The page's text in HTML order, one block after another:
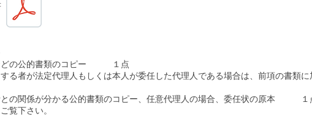
どの公的書類のコピー １点
る者が法定代理人もしくは本人が委任した代理人である場合は、前項の書類
との関係が分かる公的書類のコピー、任意代理人の場合、委任状の原本 １
覧下さい。